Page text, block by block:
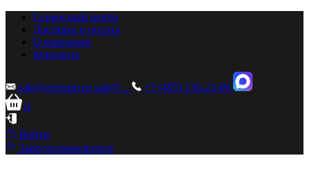
Сервисный центр
Доставка и оплата
О компании
Контакты
sale@zionstm.ru sale@...
+7 (495) 136-23-00
0
Войти
Зарегистрироваться